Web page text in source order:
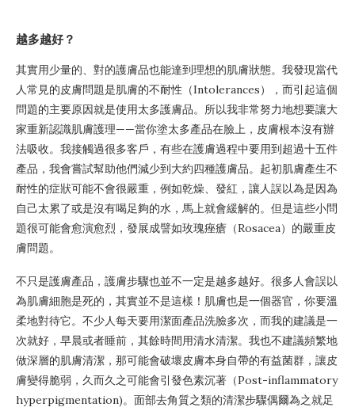
越多越好？
其實用少量的、對的護膚品也能達到理想的肌膚狀態。我發現當代
人常見的皮膚問題是肌膚的不耐性（Intolerances），而引起這個
問題的主要原因就是使用太多護膚品。所以我非常努力地想要讓大
家重新認識肌膚護理——當你塗太多產品在臉上，皮膚根本沒有辦
法吸收。我接觸過很多客戶，有些在護膚過程中要用到超過十五件
產品，我會嘗試幫助他們減少到大約四種護膚品。起初肌膚產生不
耐性的症狀可能不會很嚴重，例如乾燥、發紅，讓人誤以為是因為
自己太累了或是沒有喝足夠的水，馬上就會緩解的。但是這些小問
題很可能會愈演愈烈，發展成譬如玫瑰痤瘡（Rosacea）的嚴重皮
膚問題。
不只是護膚產品，護膚步驟也並不一定是越多越好。很多人會誤以
為肌膚細胞是死的，其實並不是這樣！肌膚也是一個器官，你要溫
柔地對待它。不少人每天要用潔面產品洗臉多次，而我的建議是一
次就好，早晨或者睡前，其餘時間用清水清潔。我也不建議頻繁地
做深層的肌膚清潔，那可能會破壞皮膚本身自帶的有益菌群，讓皮
膚變得脆弱，久而久之可能會引發色素沉著（Post-inflammatory
hyperpigmentation)。面部去角質之類的清潔步驟偶爾為之就足